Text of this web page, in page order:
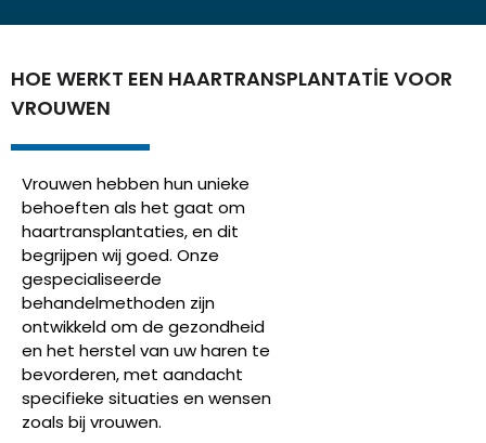
HOE WERKT EEN HAARTRANSPLANTATIE VOOR
VROUWEN
Vrouwen hebben hun unieke
behoeften als het gaat om
haartransplantaties, en dit
begrijpen wij goed. Onze
gespecialiseerde
behandelmethoden zijn
ontwikkeld om de gezondheid
en het herstel van uw haren te
bevorderen, met aandacht
specifieke situaties en wensen
zoals bij vrouwen.